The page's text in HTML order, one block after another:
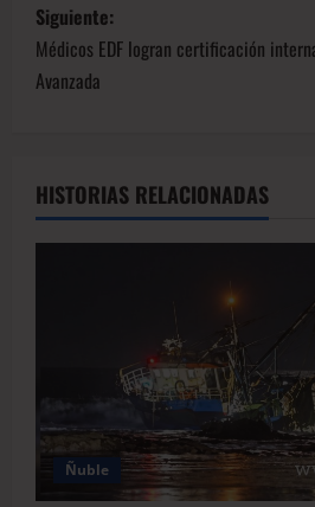
Siguiente:
Médicos EDF logran certificación
Avanzada
HISTORIAS RELACIONADAS
Ñuble